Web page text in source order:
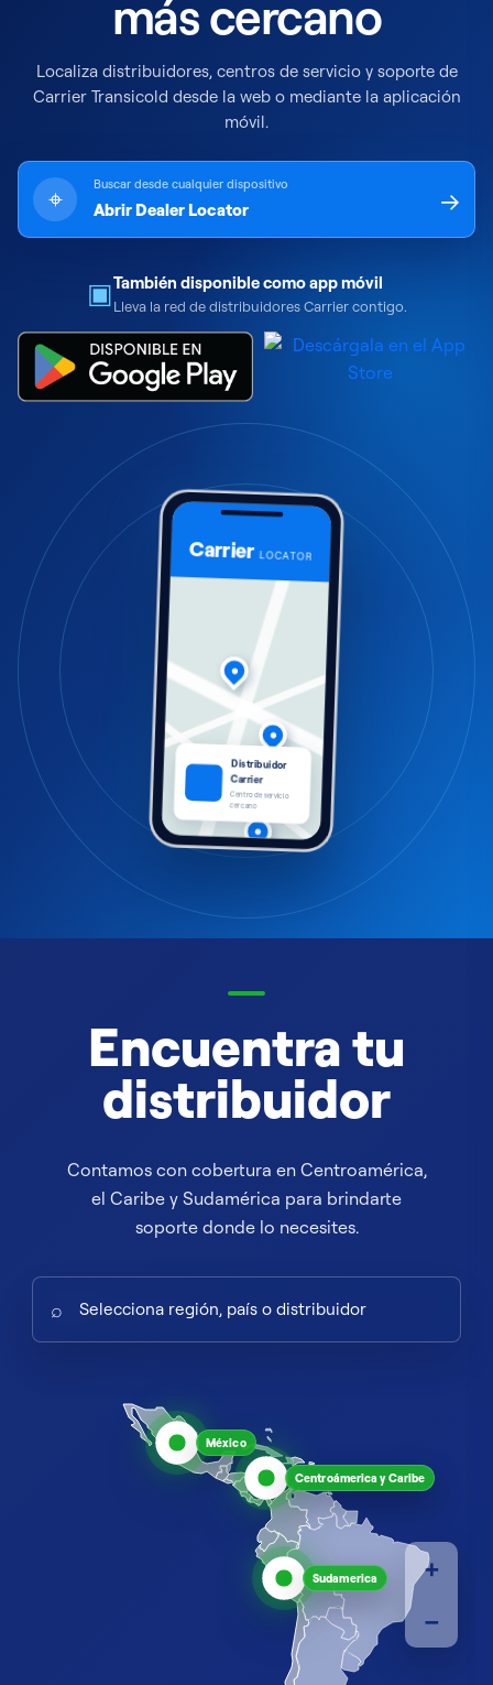
más cercano
Localiza distribuidores, centros de servicio y soporte de
Carrier Transicold desde la web o mediante la aplicación
móvil.
⌖ Buscar desde cualquier dispositivo
Abrir Dealer Locator →
▣También disponible como app móvil
Lleva la red de distribuidores Carrier contigo.
Carrier LOCATOR
●
●
●
Distribuidor
Carrier
Centro de servicio
cercano
Encuentra tu
distribuidor
Contamos con cobertura en Centroamérica,
el Caribe y Sudamérica para brindarte
soporte donde lo necesites.
⌕
México
Centroámerica y Caribe
Sudamerica
+
−